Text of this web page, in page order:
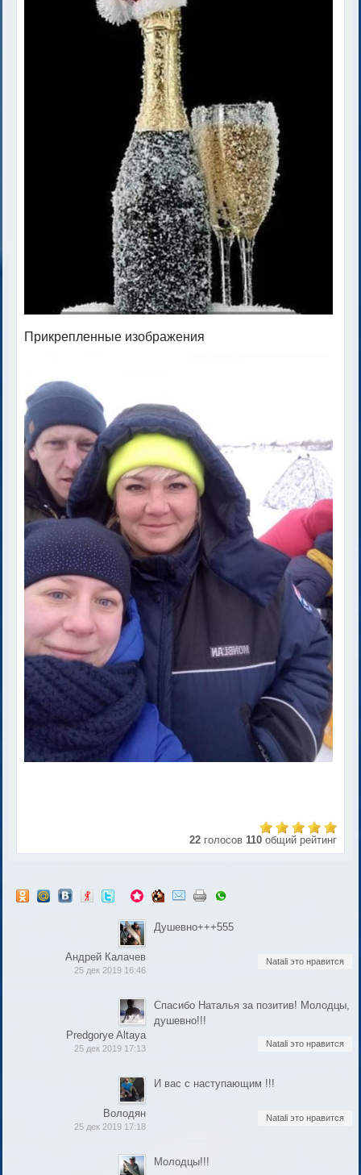
Прикрепленные изображения
22 голосов 110 общий рейтинг
Андрей Калачев
25 дек 2019 16:46
Душевно+++555
Natali это нравится
Predgorye Altaya
25 дек 2019 17:13
Спасибо Наталья за позитив! Молодцы,
душевно!!!
Natali это нравится
Володян
25 дек 2019 17:18
И вас с наступающим !!!
Natali это нравится
Молодцы!!!